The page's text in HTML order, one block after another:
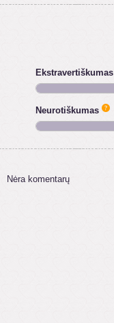
Ekstravertiškumas
Neurotiškumas
Nėra komentarų